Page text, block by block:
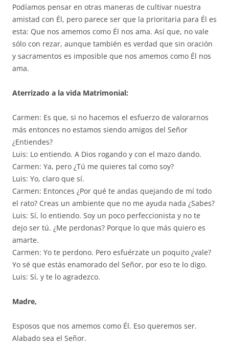
Podíamos pensar en otras maneras de cultivar nuestra
amistad con Él, pero parece ser que la prioritaria para Él es
esta: Que nos amemos como Él nos ama. Así que, no vale
sólo con rezar, aunque también es verdad que sin oración
y sacramentos es imposible que nos amemos como Él nos
ama.
Aterrizado a la vida Matrimonial:
Carmen: Es que, si no hacemos el esfuerzo de valorarnos
más entonces no estamos siendo amigos del Señor
¿Entiendes?
Luis: Lo entiendo. A Dios rogando y con el mazo dando.
Carmen: Ya, pero ¿Tú me quieres tal como soy?
Luis: Yo, claro que sí.
Carmen: Entonces ¿Por qué te andas quejando de mí todo
el rato? Creas un ambiente que no me ayuda nada ¿Sabes?
Luis: Sí, lo entiendo. Soy un poco perfeccionista y no te
dejo ser tú. ¿Me perdonas? Porque lo que más quiero es
amarte.
Carmen: Yo te perdono. Pero esfuérzate un poquito ¿vale?
Yo sé que estás enamorado del Señor, por eso te lo digo.
Luis: Sí, y te lo agradezco.
Madre,
Esposos que nos amemos como Él. Eso queremos ser.
Alabado sea el Señor.